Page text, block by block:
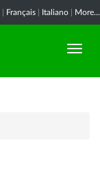
Français Italiano More...